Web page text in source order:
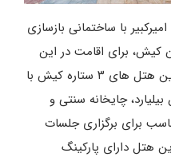
با ساختمانی بازسازی
کیش، برای اقامت در این
هتل شده است. یکی دیگر از بهترین هتل های ۳ ستاره کیش با
چایخانه سنتی و
با ظرفیت ۱۵ نفر مناسب برای برگزاری جلسات
هتل دارای پارکینگ